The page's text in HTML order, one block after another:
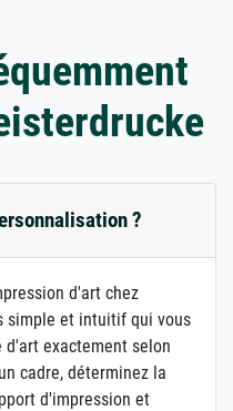
?
d'art chez
simple et intuitif qui vous
exactement selon
cadre, déterminez la
d'impression et